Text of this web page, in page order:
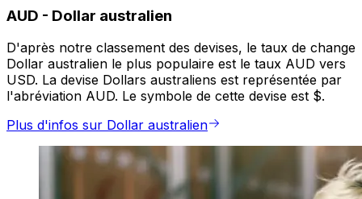
AUD - Dollar australien
D'après notre classement des devises, le taux de change
Dollar australien le plus populaire est le taux AUD vers
USD. La devise Dollars australiens est représentée par
l'abréviation AUD. Le symbole de cette devise est $.
Plus d'infos sur Dollar australien